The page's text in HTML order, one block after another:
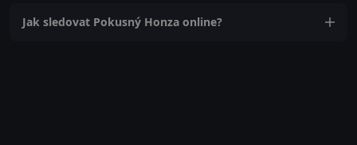
Jak sledovat Pokusný Honza online?